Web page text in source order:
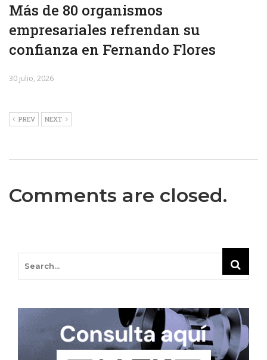
Más de 80 organismos
empresariales refrendan su
confianza en Fernando Flores
30 julio, 2026
PREV NEXT
Comments are closed.